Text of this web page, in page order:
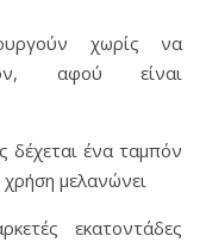
χωρίς να
αφού είναι
δέχεται ένα ταμπόν
μελανώνει
εκατοντάδες